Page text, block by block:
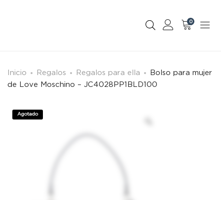
0
Inicio Regalos Regalos para ella
Bolso para mujer
de Love Moschino – JC4028PP1BLD100
Agotado